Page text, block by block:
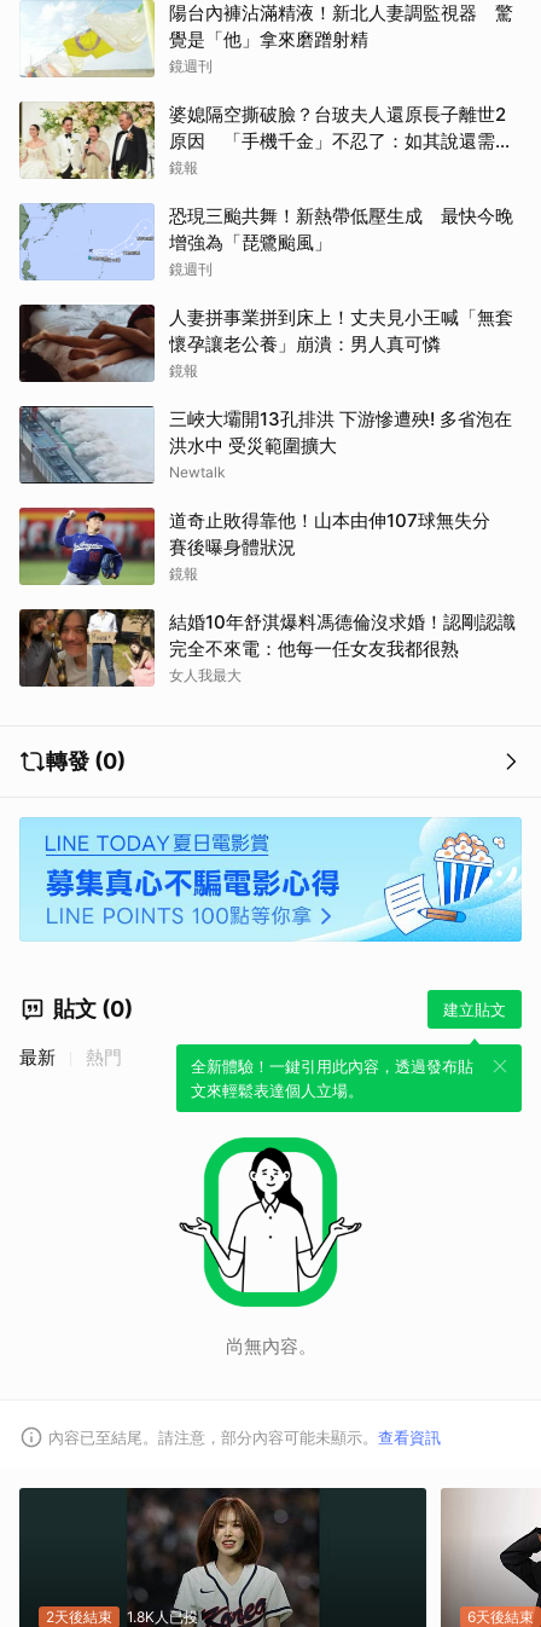
陽台內褲沾滿精液！新北人妻調監視器 驚
覺是「他」拿來磨蹭射精
鏡週刊
婆媳隔空撕破臉？台玻夫人還原長子離世2
原因 「手機千金」不忍了：如其說還需要
離開嗎？
鏡報
恐現三颱共舞！新熱帶低壓生成 最快今晚
增強為「琵鷺颱風」
鏡週刊
人妻拼事業拼到床上！丈夫見小王喊「無套
懷孕讓老公養」崩潰：男人真可憐
鏡報
三峽大壩開13孔排洪 下游慘遭殃! 多省泡在
洪水中 受災範圍擴大
Newtalk
道奇止敗得靠他！山本由伸107球無失分
賽後曝身體狀況
鏡報
結婚10年舒淇爆料馮德倫沒求婚！認剛認識
完全不來電：他每一任女友我都很熟
女人我最大
轉發 (0)
貼文 (0) 建立貼文
全新體驗！一鍵引用此內容，透過發布貼
文來輕鬆表達個人立場。
最新 熱門
尚無內容。
內容已至結尾。請注意，部分內容可能未顯示。 查看資訊
2天後結束 1.8K人已投 6天後結束